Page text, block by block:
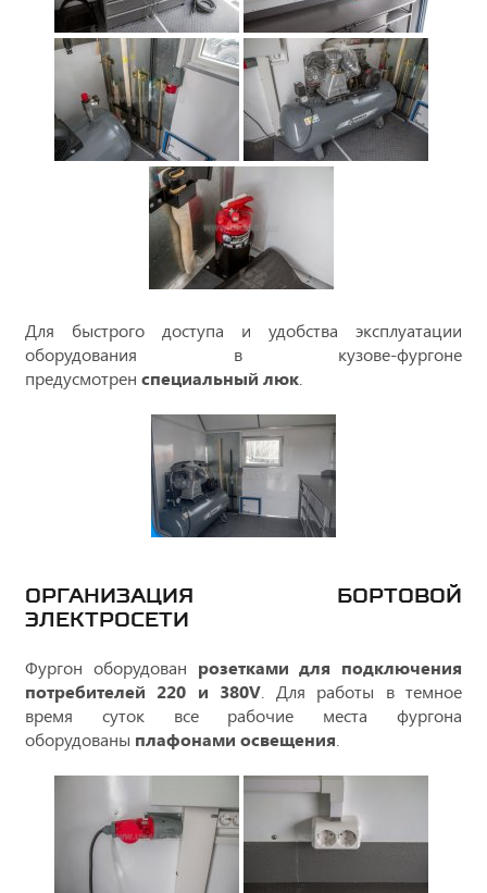
Для быстрого доступа и удобства эксплуатации
оборудования в кузове-фургоне
предусмотрен специальный люк.
ОРГАНИЗАЦИЯ БОРТОВОЙ
ЭЛЕКТРОСЕТИ
Фургон оборудован розетками для подключения
потребителей 220 и 380V. Для работы в темное
время суток все рабочие места фургона
оборудованы плафонами освещения.